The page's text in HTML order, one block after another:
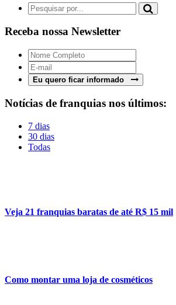
Receba nossa Newsletter
Eu quero ficar informado
Notícias de franquias nos últimos:
7 dias
30 dias
Todas
Veja 21 franquias baratas de até R$ 15 mil
Como montar uma loja de cosméticos